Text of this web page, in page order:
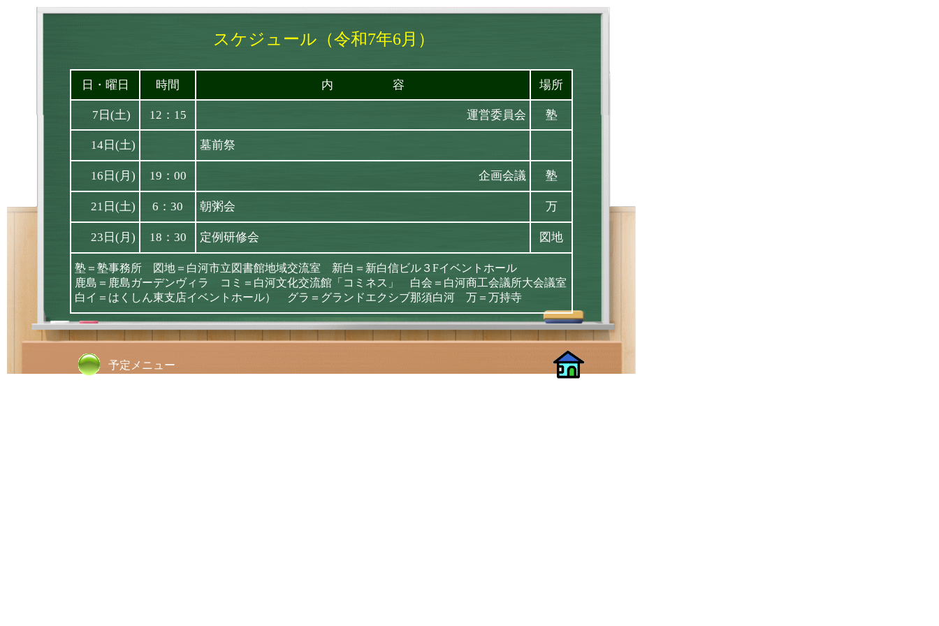
スケジュール（令和7年6月）
日・曜日 時間 内 容 場所
7日(土) 12：15 運営委員会 塾
14日(土) 墓前祭
16日(月) 19：00 企画会議 塾
21日(土) 6：30 朝粥会 万
23日(月) 18：30 定例研修会 図地
塾＝塾事務所 図地＝白河市立図書館地域交流室 新白＝新白信ビル３Fイベントホール
鹿島＝鹿島ガーデンヴィラ コミ＝白河文化交流館「コミネス」 白会＝白河商工会議所大会議室
白イ＝はくしん東支店イベントホール） グラ＝グランドエクシブ那須白河 万＝万持寺
予定メニュー